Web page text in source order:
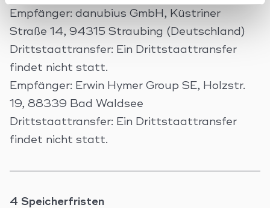
Empfänger: danubius GmbH, Küstriner
Straße 14, 94315 Straubing (Deutschland)
Drittstaattransfer: Ein Drittstaattransfer
findet nicht statt.
Empfänger: Erwin Hymer Group SE, Holzstr.
19, 88339 Bad Waldsee
Drittstaattransfer: Ein Drittstaattransfer
findet nicht statt.
4 Speicherfristen